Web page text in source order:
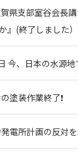
県支部室谷会長
』(終了しました）
今、日本の水源
塗装作業終了❗
電所計画の反対